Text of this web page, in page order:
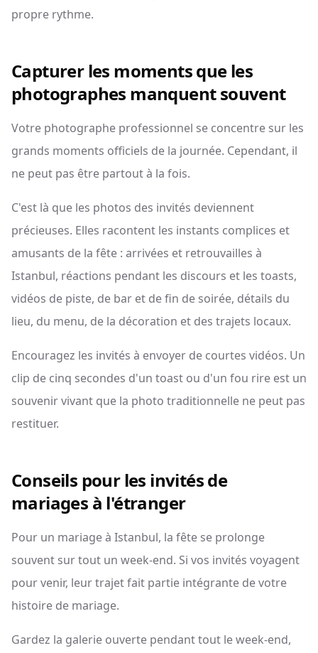
propre rythme.
Capturer les moments que les
photographes manquent souvent
Votre photographe professionnel se concentre sur les
grands moments officiels de la journée. Cependant, il
ne peut pas être partout à la fois.
C'est là que les photos des invités deviennent
précieuses. Elles racontent les instants complices et
amusants de la fête : arrivées et retrouvailles à
Istanbul, réactions pendant les discours et les toasts,
vidéos de piste, de bar et de fin de soirée, détails du
lieu, du menu, de la décoration et des trajets locaux.
Encouragez les invités à envoyer de courtes vidéos. Un
clip de cinq secondes d'un toast ou d'un fou rire est un
souvenir vivant que la photo traditionnelle ne peut pas
restituer.
Conseils pour les invités de
mariages à l'étranger
Pour un mariage à Istanbul, la fête se prolonge
souvent sur tout un week-end. Si vos invités voyagent
pour venir, leur trajet fait partie intégrante de votre
histoire de mariage.
Gardez la galerie ouverte pendant tout le week-end,